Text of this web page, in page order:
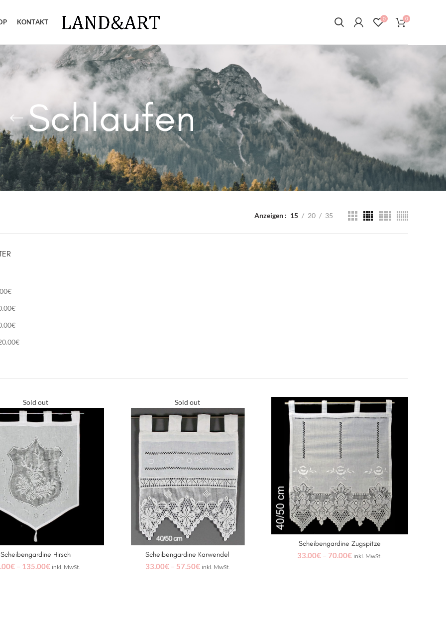
KONTAKT 0 0
Schlaufen
Anzeigen 15 20 35
€
€
€
€
Sold out
AUSFÜHRUNG WÄHLEN
Scheibengardine Hirsch
€ – 135.00€ inkl. MwSt.
Sold out
AUSFÜHRUNG WÄHLEN
Scheibengardine Karwendel
33.00€ – 57.50€ inkl. MwSt.
AUSFÜHRUNG WÄHLEN
Scheibengardine Zugspitze
33.00€ –70.00€ inkl. MwSt.